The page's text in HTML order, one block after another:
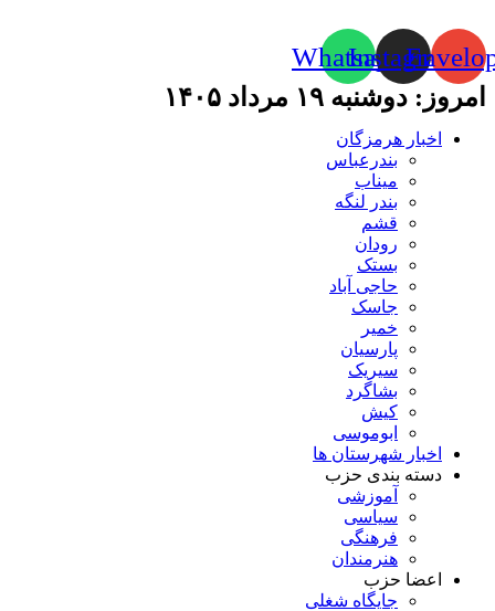
Instagram
Whatsapp
امروز: دوشنبه ۱۹ مرداد ۱۴۰۵
اخبار هرمزگان
بندرعباس
میناب
بندر لنگه
قشم
رودان
بستک
حاجی آباد
جاسک
خمیر
پارسیان
سیریک
بشاگرد
کیش
ابوموسی
اخبار شهرستان ها
دسته بندی حزب
آموزشی
سیاسی
فرهنگی
هنرمندان
اعضا حزب
جایگاه شغلی